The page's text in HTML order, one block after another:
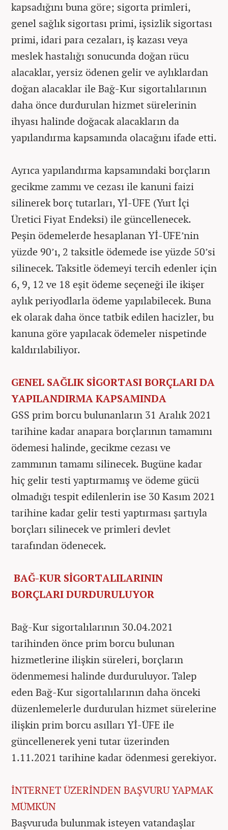
kapsadığını buna göre; sigorta primleri,
genel sağlık sigortası primi, işsizlik sigortası
primi, idari para cezaları, iş kazası veya
meslek hastalığı sonucunda doğan rücu
alacaklar, yersiz ödenen gelir ve aylıklardan
doğan alacaklar ile Bağ-Kur sigortalılarının
daha önce durdurulan hizmet sürelerinin
ihyası halinde doğacak alacakların da
yapılandırma kapsamında olacağını ifade etti.
Ayrıca yapılandırma kapsamındaki borçların
gecikme zammı ve cezası ile kanuni faizi
silinerek borç tutarları, Yİ-ÜFE (Yurt İçi
Üretici Fiyat Endeksi) ile güncellenecek.
Peşin ödemelerde hesaplanan Yİ-ÜFE’nin
yüzde 90’ı, 2 taksitle ödemede ise yüzde 50’si
silinecek. Taksitle ödemeyi tercih edenler için
6, 9, 12 ve 18 eşit ödeme seçeneği ile ikişer
aylık periyodlarla ödeme yapılabilecek. Buna
ek olarak daha önce tatbik edilen hacizler, bu
kanuna göre yapılacak ödemeler nispetinde
kaldırılabiliyor.
GENEL SAĞLIK SİGORTASI BORÇLARI DA
YAPILANDIRMA KAPSAMINDA
GSS prim borcu bulunanların 31 Aralık 2021
tarihine kadar anapara borçlarının tamamını
ödemesi halinde, gecikme cezası ve
zammının tamamı silinecek. Bugüne kadar
hiç gelir testi yaptırmamış ve ödeme gücü
olmadığı tespit edilenlerin ise 30 Kasım 2021
tarihine kadar gelir testi yaptırması şartıyla
borçları silinecek ve primleri devlet
tarafından ödenecek.
BAĞ-KUR SİGORTALILARININ
BORÇLARI DURDURULUYOR
Bağ-Kur sigortalılarının 30.04.2021
tarihinden önce prim borcu bulunan
hizmetlerine ilişkin süreleri, borçların
ödenmemesi halinde durduruluyor. Talep
eden Bağ-Kur sigortalılarının daha önceki
düzenlemelerle durdurulan hizmet sürelerine
ilişkin prim borcu asılları Yİ-ÜFE ile
güncellenerek yeni tutar üzerinden
1.11.2021 tarihine kadar ödenmesi gerekiyor.
İNTERNET ÜZERİNDEN BAŞVURU YAPMAK
MÜMKÜN
Başvuruda bulunmak isteyen vatandaşlar